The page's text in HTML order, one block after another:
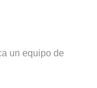
un equipo de